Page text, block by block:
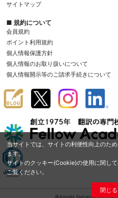
当サイトでは、サイトの利便性向上のた
ます。
サイトのクッキー(Cookie)の使用に関し
ご覧ください。
閉じる
サイトマップ
■ 規約について
会員規約
ポイント利用規約
個人情報保護方針
個人情報のお取り扱いについて
個人情報開示等のご請求手続きについて
©Amelia Network Co.,Ltd.